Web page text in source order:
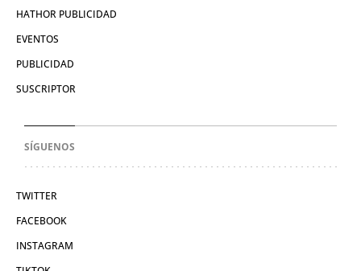
HATHOR PUBLICIDAD
EVENTOS
PUBLICIDAD
SUSCRIPTOR
SÍGUENOS
TWITTER
FACEBOOK
INSTAGRAM